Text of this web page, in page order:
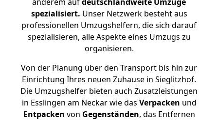
spezialisiert. Unser Netzwerk besteht aus
professionellen Umzugshelfern, die sich darauf
spezialisieren, alle Aspekte eines Umzugs zu
organisieren.
Von der Planung über den Transport bis hin zur
Einrichtung Ihres neuen Zuhause in Sieglitzhof.
Die Umzugshelfer bieten auch Zusatzleistungen
in Esslingen am Neckar wie das Verpacken und
Entpacken von Gegenständen, das Entfernen